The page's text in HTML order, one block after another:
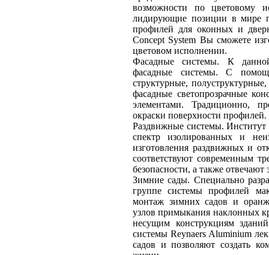
возможности по цветовому
лидирующие позиции в мире
профилей для оконных и
Concept System Вы сможете
цветовом исполнении.
Фасадные системы. К
фасадные системы. С
структурные,
фасадные светопрозрачные
элементами. Традиционно,
окраски поверхности профилей.
Раздвижные системы. Институт
спектр изолированных и
изготовления раздвижных и
соответствуют современным
безопасности, а также
Зимние сады. Специально
группе системы профилей
монтаж зимних садов и
узлов примыкания наклонных
несущим конструкциям
системы Reynaers Aluminium
садов и позволяют создать